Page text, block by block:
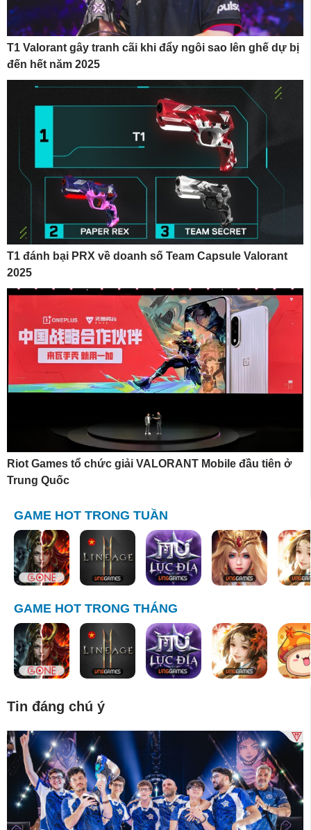
T1 Valorant gây tranh cãi khi đẩy ngôi sao lên ghế dự bị
đến hết năm 2025
T1 đánh bại PRX về doanh số Team Capsule Valorant
2025
Riot Games tổ chức giải VALORANT Mobile đầu tiên ở
Trung Quốc
GAME HOT TRONG TUẦN
GAME HOT TRONG THÁNG
Tin đáng chú ý